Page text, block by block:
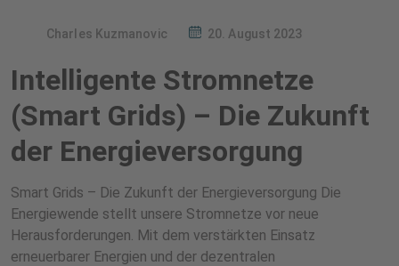
Charles Kuzmanovic 20. August 2023
Intelligente Stromnetze
(Smart Grids) – Die Zukunft
der Energieversorgung
Smart Grids – Die Zukunft der Energieversorgung Die
Energiewende stellt unsere Stromnetze vor neue
Herausforderungen. Mit dem verstärkten Einsatz
erneuerbarer Energien und der dezentralen